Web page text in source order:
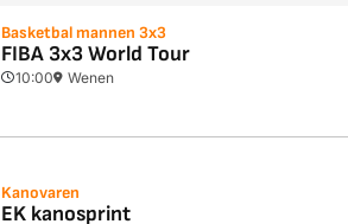
Basketbal mannen 3x3
FIBA 3x3 World Tour
10:00 Wenen
Kanovaren
EK kanosprint